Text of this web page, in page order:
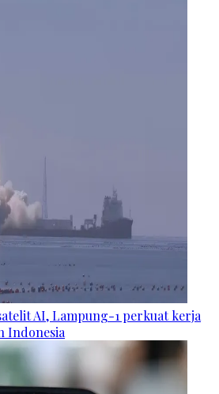
AI, Lampung-1 perkuat kerja
Indonesia